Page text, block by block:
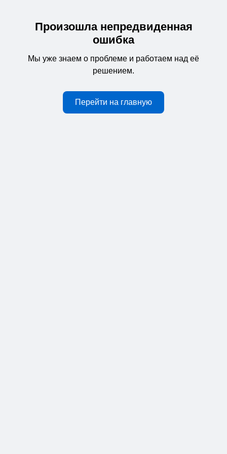
Произошла непредвиденная
ошибка
Мы уже знаем о проблеме и работаем над её
решением.
Перейти на главную